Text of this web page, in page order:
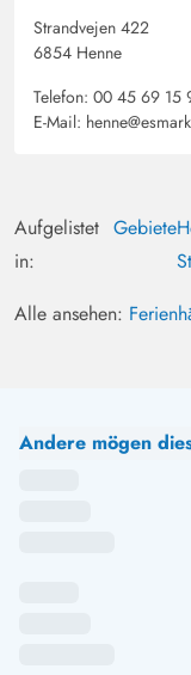
Strandvejen 422
6854 Henne
Telefon: 00 45 69 15
E-Mail:
Aufgelistet
in:
Gebiete
Alle ansehen:
Andere mögen